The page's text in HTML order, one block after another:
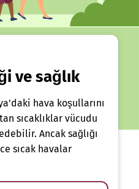
ve sağlık
hava koşullarını
sıcaklıklar vücudu
Ancak sağlığı
sıcak havalar